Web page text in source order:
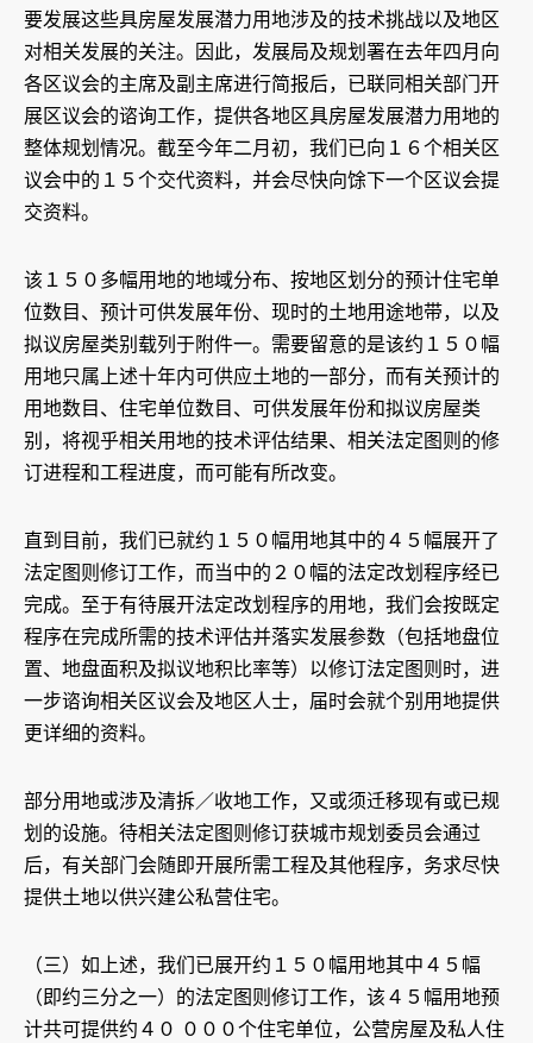
要发展这些具房屋发展潜力用地涉及的技术挑战以及地区
对相关发展的关注。因此，发展局及规划署在去年四月向
各区议会的主席及副主席进行简报后，已联同相关部门开
展区议会的谘询工作，提供各地区具房屋发展潜力用地的
整体规划情况。截至今年二月初，我们已向１６个相关区
议会中的１５个交代资料，并会尽快向馀下一个区议会提
交资料。
该１５０多幅用地的地域分布、按地区划分的预计住宅单
位数目、预计可供发展年份、现时的土地用途地带，以及
拟议房屋类别载列于附件一。需要留意的是该约１５０幅
用地只属上述十年内可供应土地的一部分，而有关预计的
用地数目、住宅单位数目、可供发展年份和拟议房屋类
别，将视乎相关用地的技术评估结果、相关法定图则的修
订进程和工程进度，而可能有所改变。
直到目前，我们已就约１５０幅用地其中的４５幅展开了
法定图则修订工作，而当中的２０幅的法定改划程序经已
完成。至于有待展开法定改划程序的用地，我们会按既定
程序在完成所需的技术评估并落实发展参数（包括地盘位
置、地盘面积及拟议地积比率等）以修订法定图则时，进
一步谘询相关区议会及地区人士，届时会就个别用地提供
更详细的资料。
部分用地或涉及清拆／收地工作，又或须迁移现有或已规
划的设施。待相关法定图则修订获城市规划委员会通过
后，有关部门会随即开展所需工程及其他程序，务求尽快
提供土地以供兴建公私营住宅。
（三）如上述，我们已展开约１５０幅用地其中４５幅
（即约三分之一）的法定图则修订工作，该４５幅用地预
计共可提供约４０ ０００个住宅单位，公营房屋及私人住